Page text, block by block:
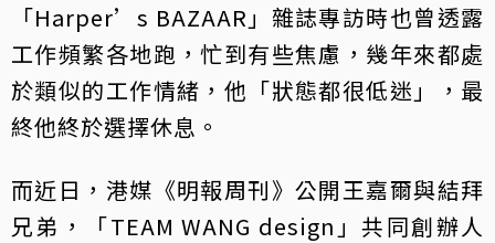
「Harper’s BAZAAR」雜誌專訪時也曾透露
工作頻繁各地跑，忙到有些焦慮，幾年來都處
於類似的工作情緒，他「狀態都很低迷」，最
終他終於選擇休息。
而近日，港媒《明報周刊》公開王嘉爾與結拜
兄弟，「TEAM WANG design」共同創辦人